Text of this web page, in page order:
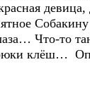
Что-то
клёш…